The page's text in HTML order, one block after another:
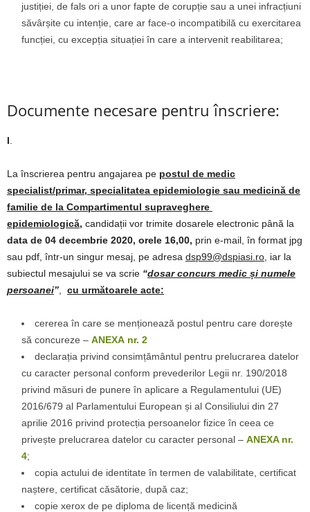
justiției, de fals ori a unor fapte de corupție sau a unei infracțiuni
săvârșite cu intenție, care ar face-o incompatibilă cu exercitarea
funcției, cu excepția situației în care a intervenit reabilitarea;
Documente necesare pentru înscriere:
I
La înscrierea pentru angajarea pe postul de medic
specialist/primar, specialitatea epidemiologie sau medicină de
familie de la Compartimentul supraveghere
epidemiologică, candidații vor trimite dosarele electronic până la
data de 04 decembrie 2020, orele 16,00, prin e-mail, în format jpg
sau pdf, într-un singur mesaj, pe adresa dsp99@dspiasi.ro, iar la
subiectul mesajului se va scrie “dosar concurs medic și numele
persoanei” cu următoarele acte:
cererea în care se menționează postul pentru care dorește
să concureze – ANEXA nr. 2
declarația privind consimțământul pentru prelucrarea datelor
cu caracter personal conform prevederilor Legii nr. 190/2018
privind măsuri de punere în aplicare a Regulamentului (UE)
2016/679 al Parlamentului European și al Consiliului din 27
aprilie 2016 privind protecția persoanelor fizice în ceea ce
privește prelucrarea datelor cu caracter personal – ANEXA nr.
4;
copia actului de identitate în termen de valabilitate, certificat
naștere, certificat căsătorie, după caz;
copie xerox de pe diploma de licență medicină